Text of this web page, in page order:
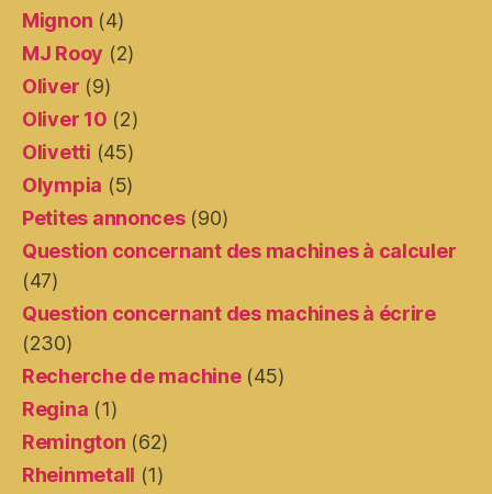
Mignon (4)
MJ Rooy (2)
Oliver (9)
Oliver 10 (2)
Olivetti (45)
Olympia (5)
Petites annonces(90)
Question concernant des machines à calculer
(47)
Question concernant des machines à écrire
(230)
Recherche de machine(45)
Regina (1)
Remington (62)
Rheinmetall (1)